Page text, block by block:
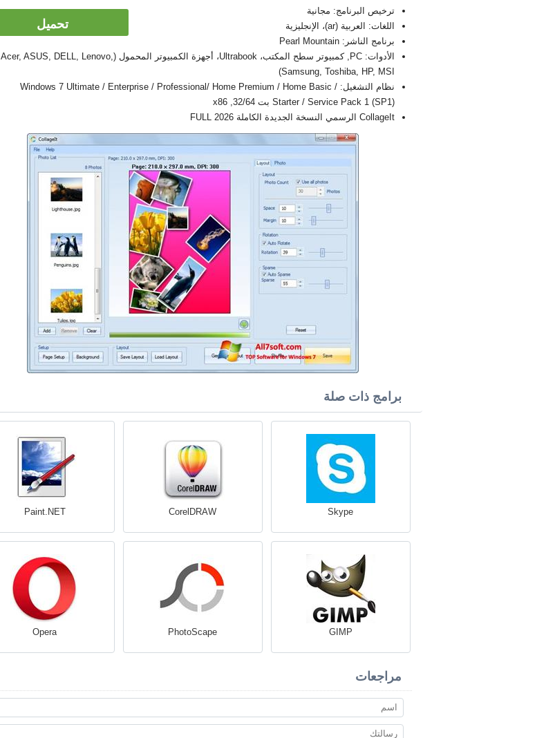
تحميل
ترخيص البرنامج: مجانية
اللغات: العربية (ar)، الإنجليزية
برنامج الناشر: Pearl Mountain
الأدوات: PC, كمبيوتر سطح المكتب، Ultrabook، أجهزة الكمبيوتر المحمول (Acer, ASUS, DELL, Lenovo,
Samsung, Toshiba, HP, MSI)
نظام التشغيل: Windows 7 Ultimate / Enterprise / Professional/ Home Premium / Home Basic /
Starter / Service Pack 1 (SP1) بت 32/64, x86
CollageIt الرسمي النسخة الجديدة الكاملة FULL 2026
برامج ذات صلة
Skype
CorelDRAW
Paint.NET
GIMP
PhotoScape
Opera
مراجعات